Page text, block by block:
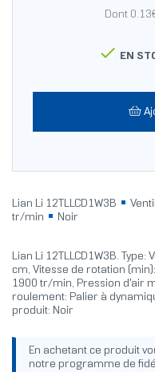
Dont
 EN
Lian Li 12TLLCD1W3B
tr/min
Noir
Lian Li 12TLLCD1W3B.
cm, Vitesse de rotation
1900 tr/min, Pression d'air
roulement: Palier à
produit: Noir
En achetant ce produit
notre programme de